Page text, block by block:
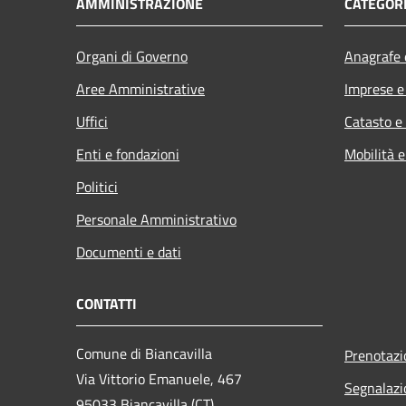
Organi di Governo
Aree Amministrative
Uffici
Enti e fondazioni
Politici
Personale Amministrativo
Documenti e dati
Imprese
Catasto
Mobilità
CONTATTI
Comune di Biancavilla
Via Vittorio Emanuele, 467